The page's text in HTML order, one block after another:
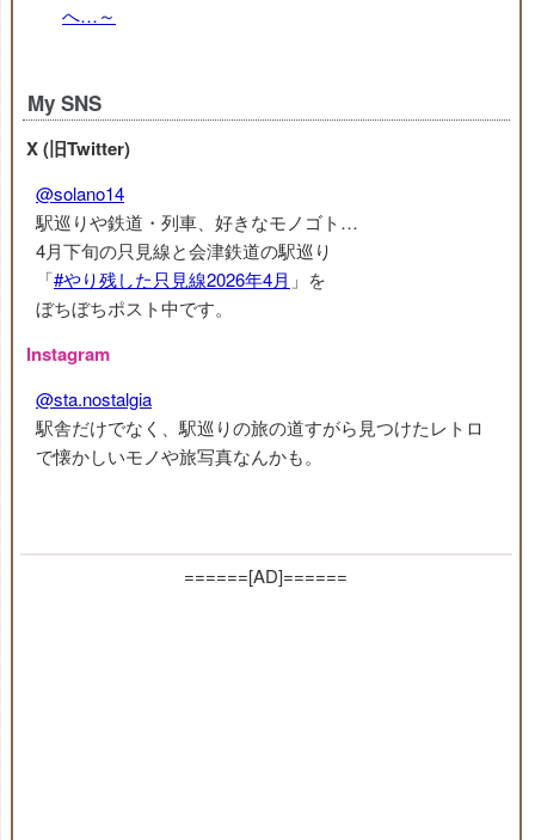
へ…～
My SNS
X (旧Twitter)
@solano14
駅巡りや鉄道・列車、好きなモノゴト…
4月下旬の只見線と会津鉄道の駅巡り
「#やり残した只見線2026年4月 」を
ぼちぼちポスト中です。
Instagram
@sta.nostalgia
駅舎だけでなく、駅巡りの旅の道すがら見つけたレトロ
で懐かしいモノや旅写真なんかも。
======[AD]======